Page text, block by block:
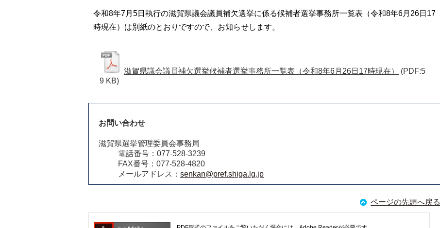
令和8年7月5日執行の滋賀県議会議員補欠選挙に係る候補者選挙事務所一覧表（令和8年6月26日17
時現在）は別紙のとおりですので、お知らせします。
滋賀県議会議員補欠選挙候補者選挙事務所一覧表（令和8年6月26日17時現在）
(PDF:5
9 KB)
お問い合わせ
滋賀県選挙管理委員会事務局
電話番号：077-528-3239
FAX番号：077-528-4820
メールアドレス： senkan@pref.shiga.lg.jp
ページの先頭へ戻る